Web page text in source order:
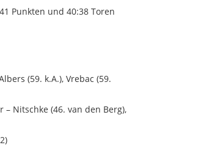
Punkten und 40:38 Toren
(59. k.A.), Vrebac (59.
– Nitschke (46. van den Berg),